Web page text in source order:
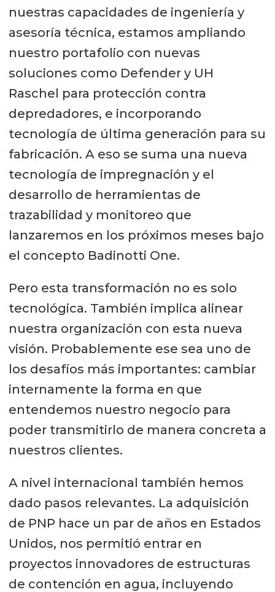
nuestras capacidades de ingeniería y
asesoría técnica, estamos ampliando
nuestro portafolio con nuevas
soluciones como Defender y UH
Raschel para protección contra
depredadores, e incorporando
tecnología de última generación para su
fabricación. A eso se suma una nueva
tecnología de impregnación y el
desarrollo de herramientas de
trazabilidad y monitoreo que
lanzaremos en los próximos meses bajo
el concepto Badinotti One.
Pero esta transformación no es solo
tecnológica. También implica alinear
nuestra organización con esta nueva
visión. Probablemente ese sea uno de
los desafíos más importantes: cambiar
internamente la forma en que
entendemos nuestro negocio para
poder transmitirlo de manera concreta a
nuestros clientes.
A nivel internacional también hemos
dado pasos relevantes. La adquisición
de PNP hace un par de años en Estados
Unidos, nos permitió entrar en
proyectos innovadores de estructuras
de contención en agua, incluyendo